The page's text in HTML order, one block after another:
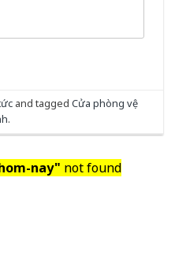
and tagged Cửa phòng vệ
.
nay" not found